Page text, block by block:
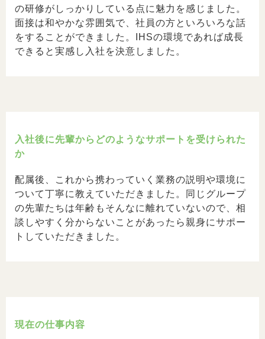
の研修がしっかりしている点に魅力を感じました。
面接は和やかな雰囲気で、社員の方といろいろな話
をすることができました。IHSの環境であれば成長
できると実感し入社を決意しました。
入社後に先輩からどのようなサポートを受けられた
か
配属後、これから携わっていく業務の説明や環境に
ついて丁寧に教えていただきました。同じグループ
の先輩たちは年齢もそんなに離れていないので、相
談しやすく分からないことがあったら親身にサポー
トしていただきました。
現在の仕事内容